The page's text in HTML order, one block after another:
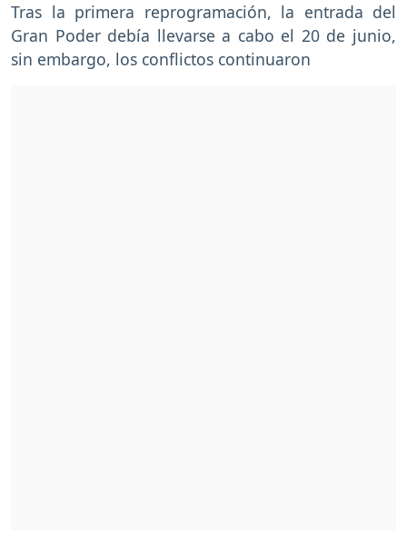
Tras la primera reprogramación, la entrada del
Gran Poder debía llevarse a cabo el 20 de junio,
sin embargo, los conflictos continuaron